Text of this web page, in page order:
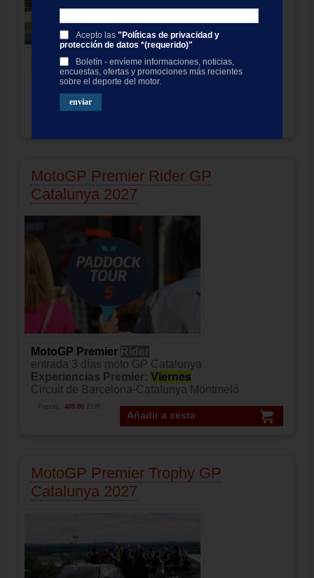
Acepto las "Políticas de privacidad y
protección de datos *(requerido)"
Boletín - envíeme informaciones, noticias,
encuestas, ofertas y promociones más recientes
sobre el deporte del motor.
Entrada VIP
Ducati House - Panorama Village"
Pase VIP motogp Catalunya
Entradas de 1 o 3 días/con Catering
MotoGP Premier Rider GP
Catalunya 2027
MotoGP Premier Rider
entrada 3 días moto GP Catalunya
Experiencias Premier: Viernes
Circuit de Barcelona-Catalunya Montmeló
Añadir a cesta
Precio: 409.00 EUR
MotoGP Premier Trophy GP
Catalunya 2027